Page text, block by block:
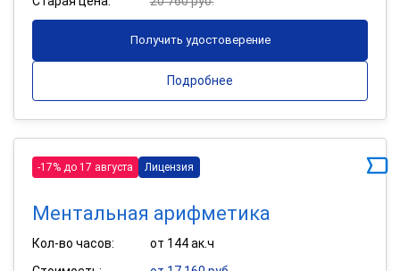
Получить удостоверение
Подробнее
-17% до 17 августа Лицензия
Ментальная арифметика
Кол-во часов:
от 144 ак.ч